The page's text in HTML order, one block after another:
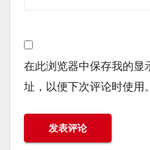
在此浏览器中保存我的显
址，以便下次评论时使用。